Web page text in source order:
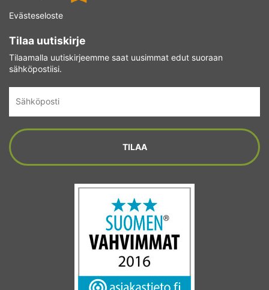
Evästeseloste
Tilaa uutiskirje
Tilaamalla uutiskirjeemme saat uusimmat edut suoraan
sähköpostiisi.